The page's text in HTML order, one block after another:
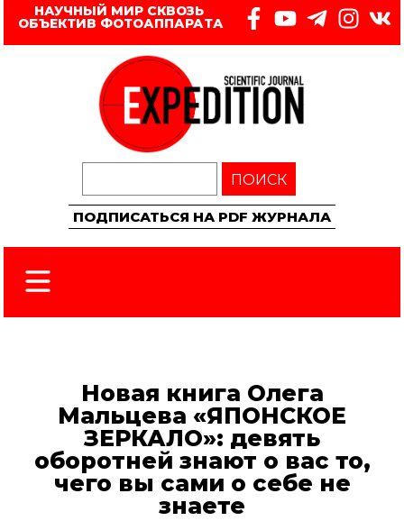
НАУЧНЫЙ МИР СКВОЗЬ
ОБЪЕКТИВ ФОТОАППАРАТА
ПОИСК
ПОДПИСАТЬСЯ НА PDF ЖУРНАЛА
Новая книга Олега
Мальцева «ЯПОНСКОЕ
ЗЕРКАЛО»: девять
оборотней знают о вас то,
чего вы сами о себе не
знаете